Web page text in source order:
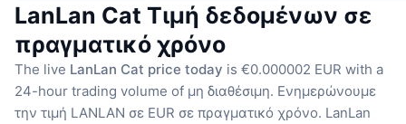
LanLan Cat Τιμή δεδομένων σε
πραγματικό χρόνο
The live LanLan Cat price today is €0.000002 EUR with a
24-hour trading volume of μη διαθέσιμη. Ενημερώνουμε
την τιμή LANLAN σε EUR σε πραγματικό χρόνο. LanLan